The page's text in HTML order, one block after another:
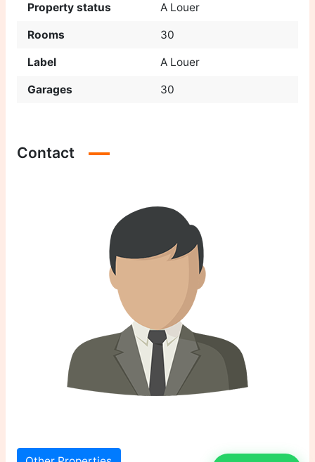
Property status A Louer
Rooms 30
Label A Louer
Garages 30
Contact